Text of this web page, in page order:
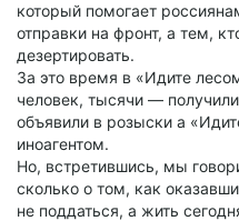
который помогает
отправки на фронт, а тем,
дезертировать.
За это время в «Идите
человек, тысячи —
объявили в розыски а
иноагентом.
Но, встретившись, мы
сколько о том, как
не поддаться, а жить